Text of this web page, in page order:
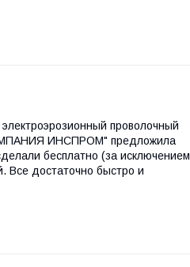
проволочный
ИНСПРОМ" предложила
бесплатно (за исключением
Все достаточно быстро и